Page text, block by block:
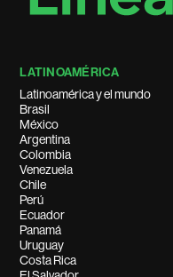
LATINOAMÉRICA
Latinoamérica y el mundo
Brasil
México
Argentina
Colombia
Venezuela
Chile
Perú
Ecuador
Panamá
Uruguay
Costa Rica